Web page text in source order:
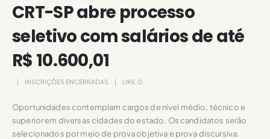
CRT-SP abre processo
seletivo com salários de até
R$ 10.600,01
INSCRIÇÕES ENCERRADAS LIKE: 0
Oportunidades contemplam cargos de nível médio, técnico e
superior em diversas cidades do estado. Os candidatos serão
selecionados por meio de prova objetiva e prova discursiva.